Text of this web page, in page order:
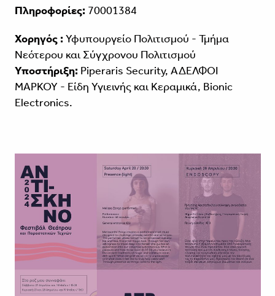
Πληροφορίες: 70001384
Χορηγός : Υφυπουργείο Πολιτισμού - Τμήμα
Νεότερου και Σύγχρονου Πολιτισμού
Υποστήριξη: Piperaris Security, ΑΔΕΛΦΟΙ
ΜΑΡΚΟΥ - Είδη Υγιεινής και Κεραμικά, Bionic
Electronics.